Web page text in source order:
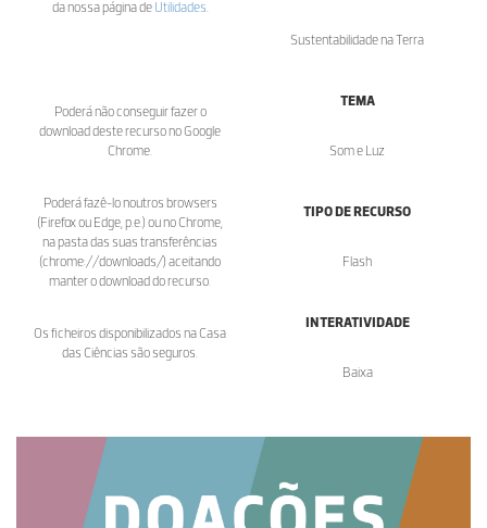
da nossa página de Utilidades
Poderá não conseguir fazer o
download deste recurso no Google
Chrome.
Poderá fazê-lo noutros browsers
(Firefox ou Edge, p.e.) ou no Chrome,
na pasta das suas transferências
(chrome://downloads/) aceitando
manter o download do recurso.
Os ficheiros disponibilizados na Casa
das Ciências são seguros.
Sustentabilidade na Terra
TEMA
Som e Luz
TIPO DE RECURSO
Flash
INTERATIVIDADE
Baixa